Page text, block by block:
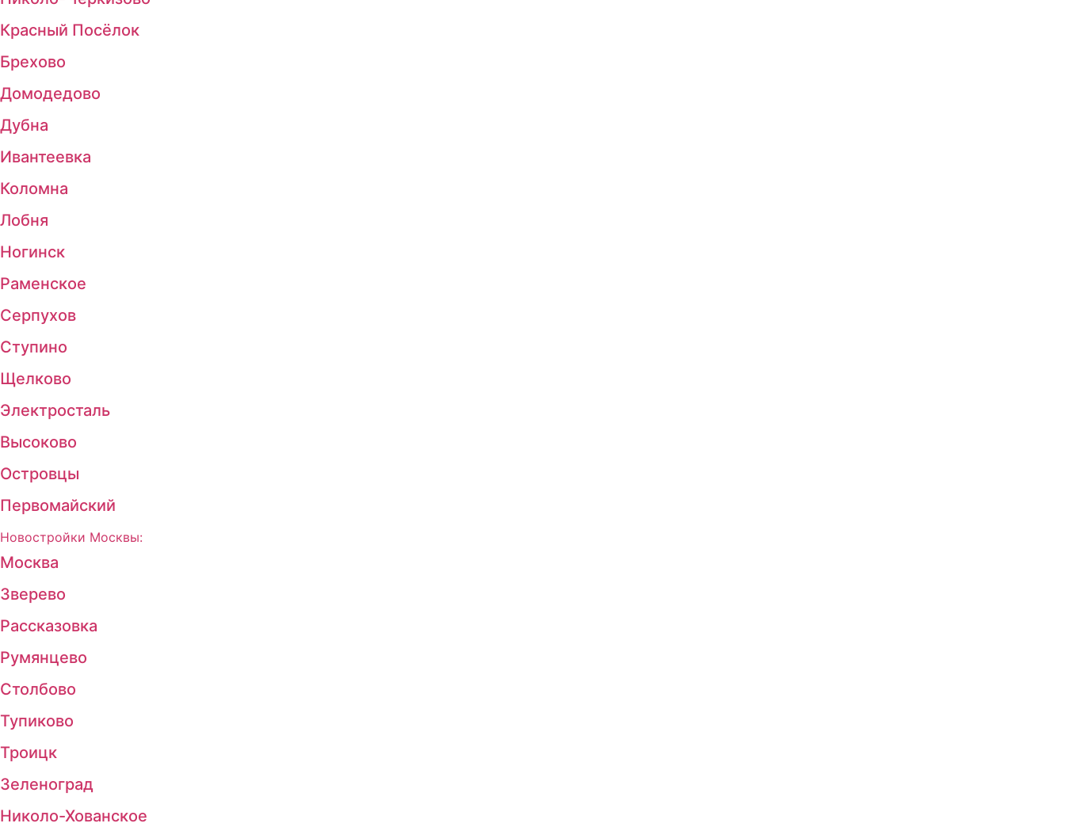
Красный Посёлок
Брехово
Домодедово
Дубна
Ивантеевка
Коломна
Лобня
Ногинск
Раменское
Серпухов
Ступино
Щелково
Электросталь
Высоково
Островцы
Первомайский
Новостройки Москвы:
Москва
Зверево
Рассказовка
Румянцево
Столбово
Тупиково
Троицк
Зеленоград
Николо-Хованское